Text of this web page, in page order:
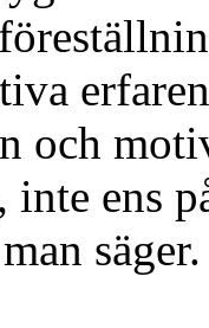
och
inte ens
säger.